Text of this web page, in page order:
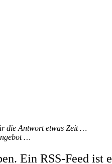
die Antwort etwas Zeit …
…
Ein RSS-Feed ist